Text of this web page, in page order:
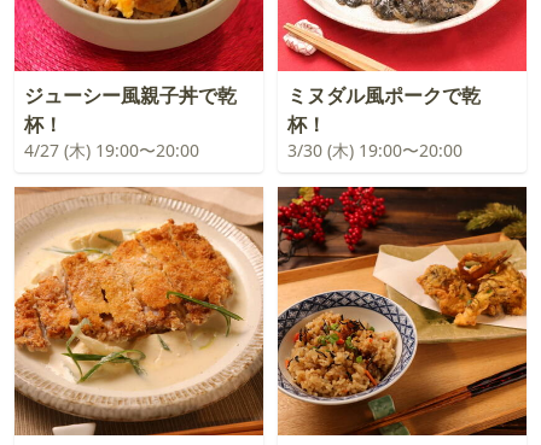
ジューシー風親子丼で乾
杯！
4/27 (木) 19:00〜20:00
ミヌダル風ポークで乾
杯！
3/30 (木) 19:00〜20:00